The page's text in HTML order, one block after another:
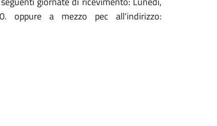
oppure a mezzo pec all'indirizzo: